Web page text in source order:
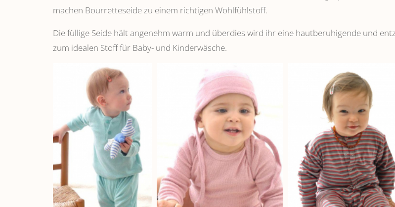
machen Bourretteseide zu einem richtigen Wohlfühlstoff.
Die füllige Seide hält angenehm warm und überdies wird ihr eine hautberuhigende und
zum idealen Stoff für Baby- und Kinderwäsche.